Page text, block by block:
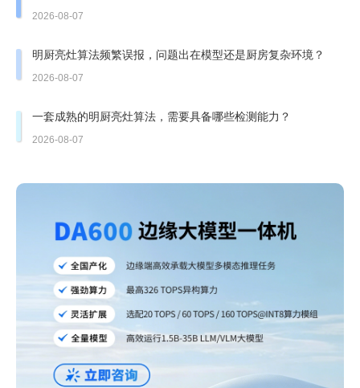
造
2026-08-07
明厨亮灶算法频繁误报，问题出在模型还是厨房复杂环境？
2026-08-07
一套成熟的明厨亮灶算法，需要具备哪些检测能力？
2026-08-07